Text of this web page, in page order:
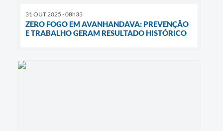
31 OUT 2025 - 08h33
ZERO FOGO EM AVANHANDAVA: PREVENÇÃO
E TRABALHO GERAM RESULTADO HISTÓRICO